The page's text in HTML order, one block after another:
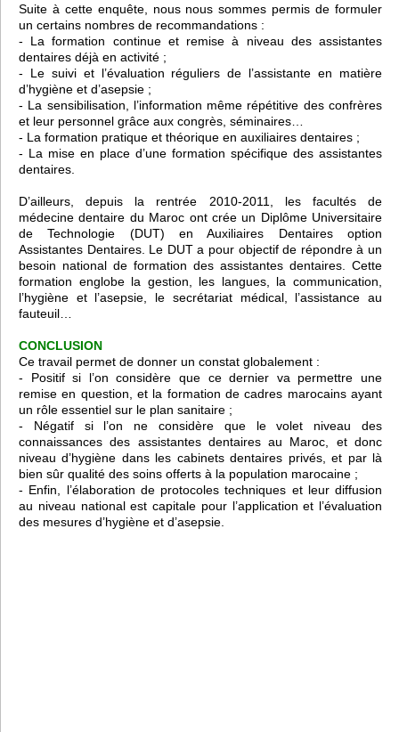
Suite à cette enquête, nous nous sommes permis de formuler
un certains nombres de recommandations :
- La formation continue et remise à niveau des assistantes
dentaires déjà en activité ;
- Le suivi et l’évaluation réguliers de l’assistante en matière
d’hygiène et d’asepsie ;
- La sensibilisation, l’information même répétitive des confrères
et leur personnel grâce aux congrès, séminaires…
- La formation pratique et théorique en auxiliaires dentaires ;
- La mise en place d’une formation spécifique des assistantes
dentaires.
D’ailleurs, depuis la rentrée 2010-2011, les facultés de
médecine dentaire du Maroc ont crée un Diplôme Universitaire
de Technologie (DUT) en Auxiliaires Dentaires option
Assistantes Dentaires. Le DUT a pour objectif de répondre à un
besoin national de formation des assistantes dentaires. Cette
formation englobe la gestion, les langues, la communication,
l’hygiène et l’asepsie, le secrétariat médical, l’assistance au
fauteuil…
CONCLUSION
Ce travail permet de donner un constat globalement :
- Positif si l’on considère que ce dernier va permettre une
remise en question, et la formation de cadres marocains ayant
un rôle essentiel sur le plan sanitaire ;
- Négatif si l’on ne considère que le volet niveau des
connaissances des assistantes dentaires au Maroc, et donc
niveau d’hygiène dans les cabinets dentaires privés, et par là
bien sûr qualité des soins offerts à la population marocaine ;
- Enfin, l’élaboration de protocoles techniques et leur diffusion
au niveau national est capitale pour l’application et l’évaluation
des mesures d’hygiène et d’asepsie.